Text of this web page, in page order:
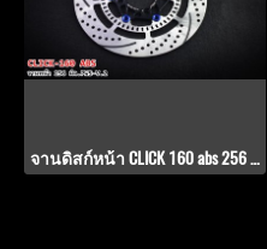
จานดิสก์หน้า CLICK 160 abs 256 มิล. PWS V.2